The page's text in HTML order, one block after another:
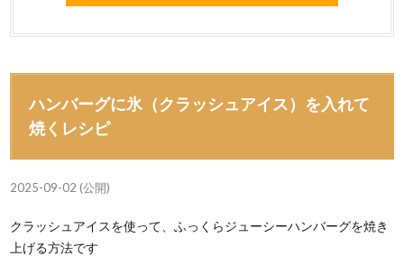
ハンバーグに氷（クラッシュアイス）を入れて
焼くレシピ
2025-09-02 (公開)
クラッシュアイスを使って、ふっくらジューシーハンバーグを焼き
上げる方法です